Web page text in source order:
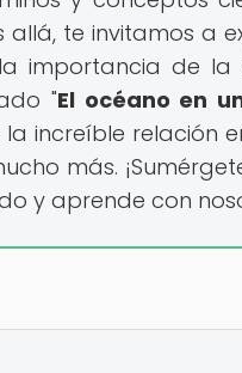
te invitamos a
importancia de la
"El océano en
la increíble relación
más.
y aprende con